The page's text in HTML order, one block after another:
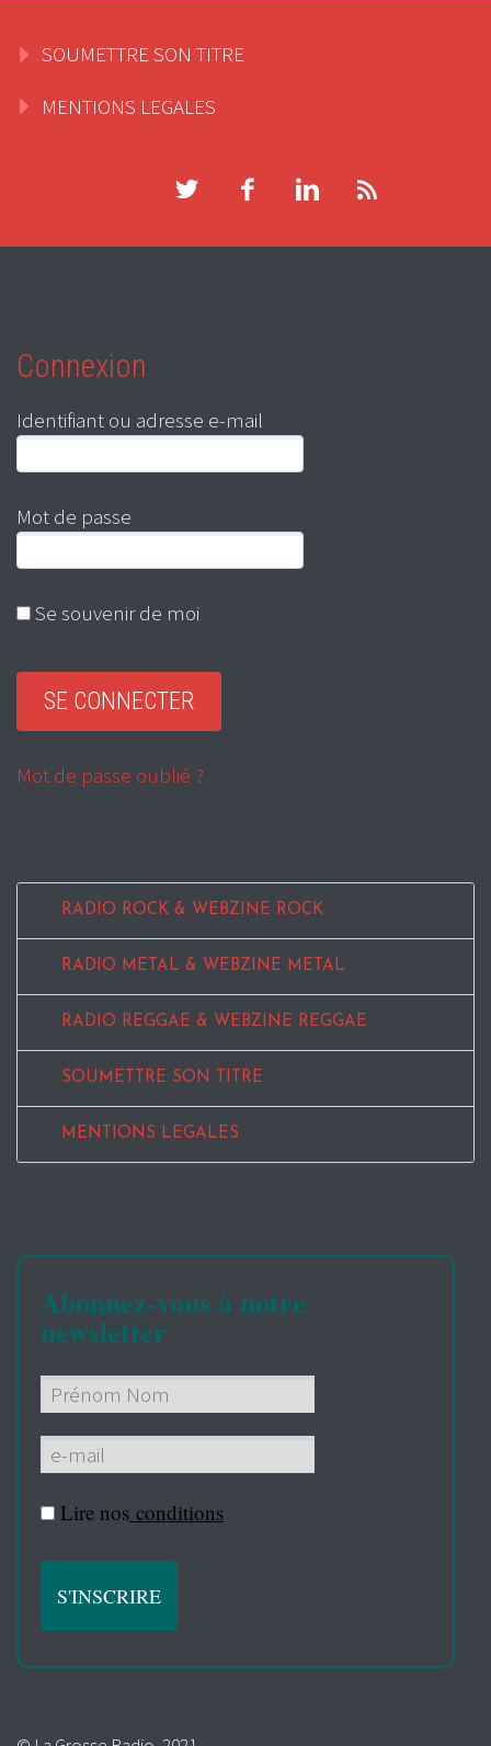
SOUMETTRE SON TITRE
MENTIONS LEGALES
Connexion
Identifiant ou adresse e-mail
Mot de passe
Se souvenir de moi
Mot de passe oublié ?
RADIO ROCK & WEBZINE ROCK
RADIO METAL & WEBZINE METAL
RADIO REGGAE & WEBZINE REGGAE
SOUMETTRE SON TITRE
MENTIONS LEGALES
Abonnez-vous à notre
newsletter
Lire nos conditions